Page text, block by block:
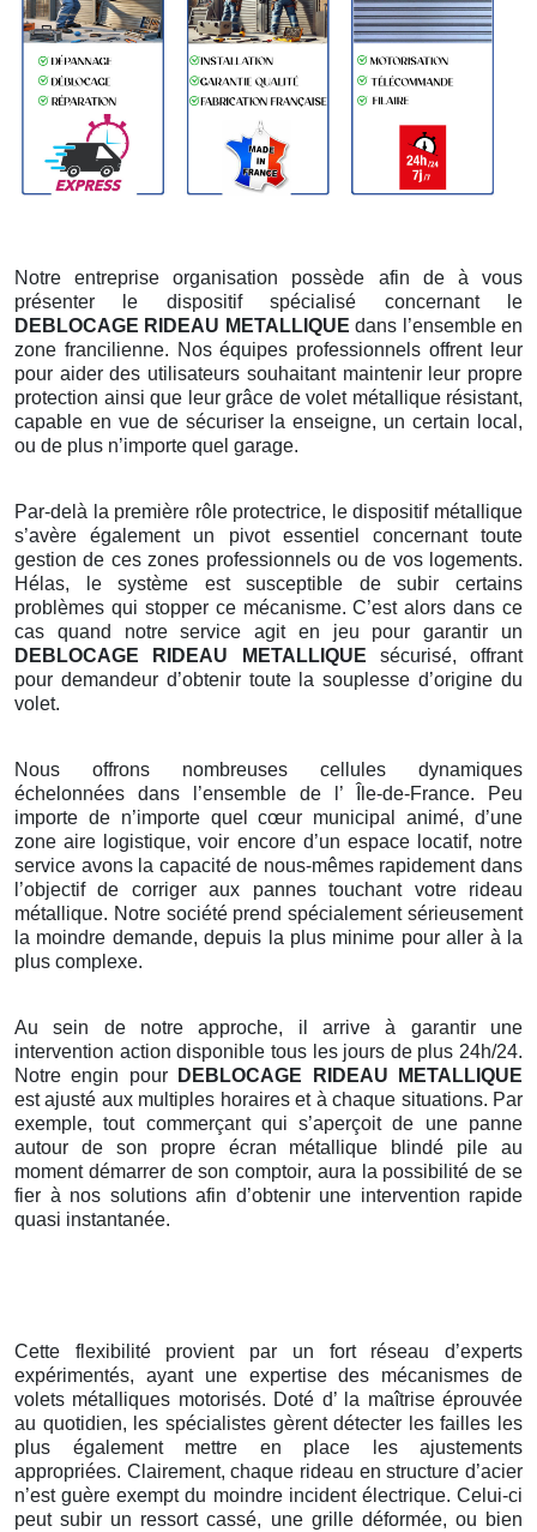
Notre entreprise organisation possède afin de à vous
présenter le dispositif spécialisé concernant le
DEBLOCAGE RIDEAU METALLIQUE dans l’ensemble en
zone francilienne. Nos équipes professionnels offrent leur
pour aider des utilisateurs souhaitant maintenir leur propre
protection ainsi que leur grâce de volet métallique résistant,
capable en vue de sécuriser la enseigne, un certain local,
ou de plus n’importe quel garage.
Par-delà la première rôle protectrice, le dispositif métallique
s’avère également un pivot essentiel concernant toute
gestion de ces zones professionnels ou de vos logements.
Hélas, le système est susceptible de subir certains
problèmes qui stopper ce mécanisme. C’est alors dans ce
cas quand notre service agit en jeu pour garantir un
DEBLOCAGE RIDEAU METALLIQUE sécurisé, offrant
pour demandeur d’obtenir toute la souplesse d’origine du
volet.
Nous offrons nombreuses cellules dynamiques
échelonnées dans l’ensemble de l’ Île-de-France. Peu
importe de n’importe quel cœur municipal animé, d’une
zone aire logistique, voir encore d’un espace locatif, notre
service avons la capacité de nous-mêmes rapidement dans
l’objectif de corriger aux pannes touchant votre rideau
métallique. Notre société prend spécialement sérieusement
la moindre demande, depuis la plus minime pour aller à la
plus complexe.
Au sein de notre approche, il arrive à garantir une
intervention action disponible tous les jours de plus 24h/24.
Notre engin pour
DEBLOCAGE RIDEAU METALLIQUE
est ajusté aux multiples horaires et à chaque situations. Par
exemple, tout commerçant qui s’aperçoit de une panne
autour de son propre écran métallique blindé pile au
moment démarrer de son comptoir, aura la possibilité de se
fier à nos solutions afin d’obtenir une intervention rapide
quasi instantanée.
Cette flexibilité provient par un fort réseau d’experts
expérimentés, ayant une expertise des mécanismes de
volets métalliques motorisés. Doté d’ la maîtrise éprouvée
au quotidien, les spécialistes gèrent détecter les failles les
plus également mettre en place les ajustements
appropriées. Clairement, chaque rideau en structure d’acier
n’est guère exempt du moindre incident électrique. Celui-ci
peut subir un ressort cassé, une grille déformée, ou bien